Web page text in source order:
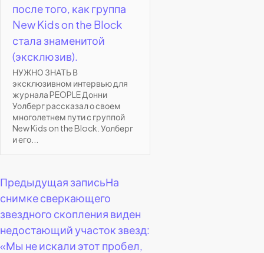
после того, как группа
New Kids on the Block
стала знаменитой
(эксклюзив).
НУЖНО ЗНАТЬ В
эксклюзивном интервью для
журнала PEOPLE Донни
Уолберг рассказал о своем
многолетнем пути с группой
New Kids on the Block. Уолберг
и его...
Навигация
по
записям
Предыдущая записьНа
снимке сверкающего
звездного скопления виден
недостающий участок звезд:
«Мы не искали этот пробел,